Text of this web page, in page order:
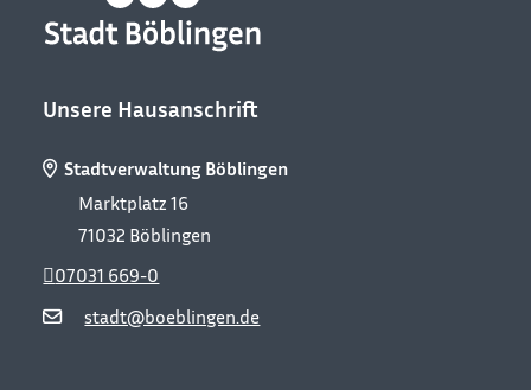
Unsere Hausanschrift
Stadtverwaltung Böblingen
Marktplatz 16
71032 Böblingen
stadt@boeblingen.de
07031 669-0